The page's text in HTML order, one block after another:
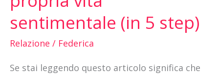
sentimentale (in 5 step)
Relazione / Federica
Se stai leggendo questo articolo significa che
la
propria
sentimentale
(in